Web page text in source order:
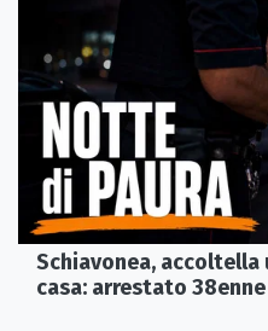
Schiavonea, accoltella
casa: arrestato 38enne